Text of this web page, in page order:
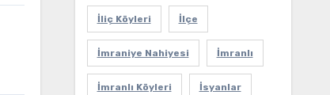
İliç Köyleri İlçe
İmraniye Nahiyesi İmranlı
İmranlı Köyleri İsyanlar